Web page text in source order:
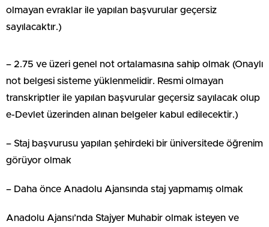
olmayan evraklar ile yapılan başvurular geçersiz
sayılacaktır.)
– 2.75 ve üzeri genel not ortalamasına sahip olmak (Onaylı
not belgesi sisteme yüklenmelidir. Resmi olmayan
transkriptler ile yapılan başvurular geçersiz sayılacak olup
e-Devlet üzerinden alınan belgeler kabul edilecektir.)
– Staj başvurusu yapılan şehirdeki bir üniversitede öğrenim
görüyor olmak
– Daha önce Anadolu Ajansında staj yapmamış olmak
Anadolu Ajansı’nda Stajyer Muhabir olmak isteyen ve